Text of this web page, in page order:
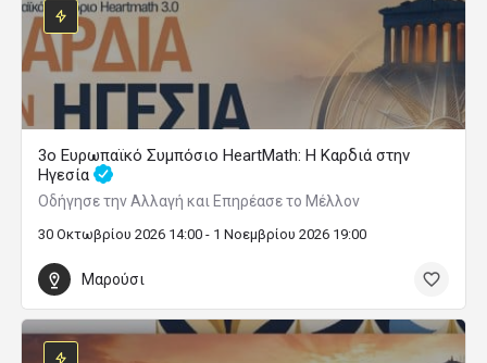
Σύρος
προχωρημένους, με δυνατότητα δια ζώσης
συμμετοχής στη Σπάρτη και στη Μάνη ή
διαδικτυακά σε όλη την Ελλάδα.
Ανατολική Μάνη